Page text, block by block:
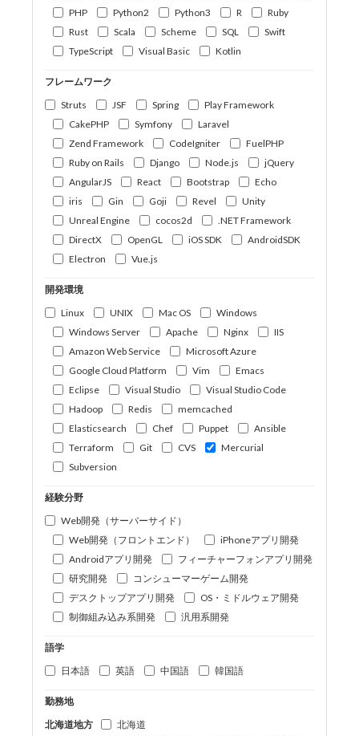
PHP
Python2 Python3 R
Ruby
Rust
Scala Scheme SQL
Swift
TypeScript
Visual Basic Kotlin
フレームワーク
Struts
JSF Spring
Play Framework
CakePHP
Symfony
Laravel
Zend Framework
CodeIgniter
FuelPHP
Ruby on Rails
Django Node.js
jQuery
AngularJS
React Bootstrap
Echo
iris
Gin Goji Revel
Unity
Unreal Engine
cocos2d
.NET Framework
DirectX
OpenGL iOS SDK
AndroidSDK
Electron
Vue.js
開発環境
Linux
UNIX Mac OS
Windows
Windows Server
Apache Nginx
IIS
Amazon Web Service
Microsoft Azure
Google Cloud Platform
Vim
Emacs
Eclipse
Visual Studio
Visual Studio Code
Hadoop
Redis
memcached
Elasticsearch
Chef Puppet
Ansible
Terraform
Git CVS
Mercurial
Subversion
経験分野
Web開発（サーバーサイド）
Web開発（フロントエンド）
iPhoneアプリ開発
Androidアプリ開発
フィーチャーフォンアプリ開発
研究開発
コンシューマーゲーム開発
デスクトップアプリ開発
OS・ミドルウェア開発
制御組み込み系開発
汎用系開発
語学
日本語
英語 中国語 韓国語
勤務地
北海道地方
北海道